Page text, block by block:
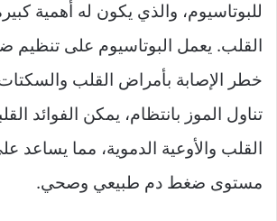
للبوتاسيوم، والذي يكون له أهمية
القلب. يعمل البوتاسيوم على تنظيم
خطر الإصابة بأمراض القلب والسكتات
تناول الموز بانتظام، يمكن الفوائد
القلب والأوعية الدموية، مما يساعد
مستوى ضغط دم طبيعي وصحي.